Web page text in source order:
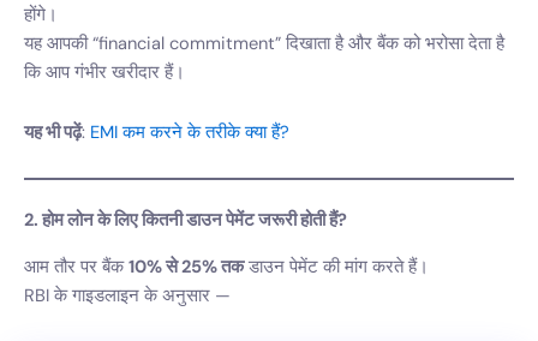
होंगे।
यह आपकी “financial commitment” दिखाता है और बैंक को भरोसा देता है
कि आप गंभीर खरीदार हैं।
यह भी पढ़ें: EMI कम करने के तरीके क्या हैं?
2. होम लोन के लिए कितनी डाउन पेमेंट जरूरी होती हैं?
आम तौर पर बैंक10% से 25% तकडाउन पेमेंट की मांग करते हैं।
RBI के गाइडलाइन के अनुसार —